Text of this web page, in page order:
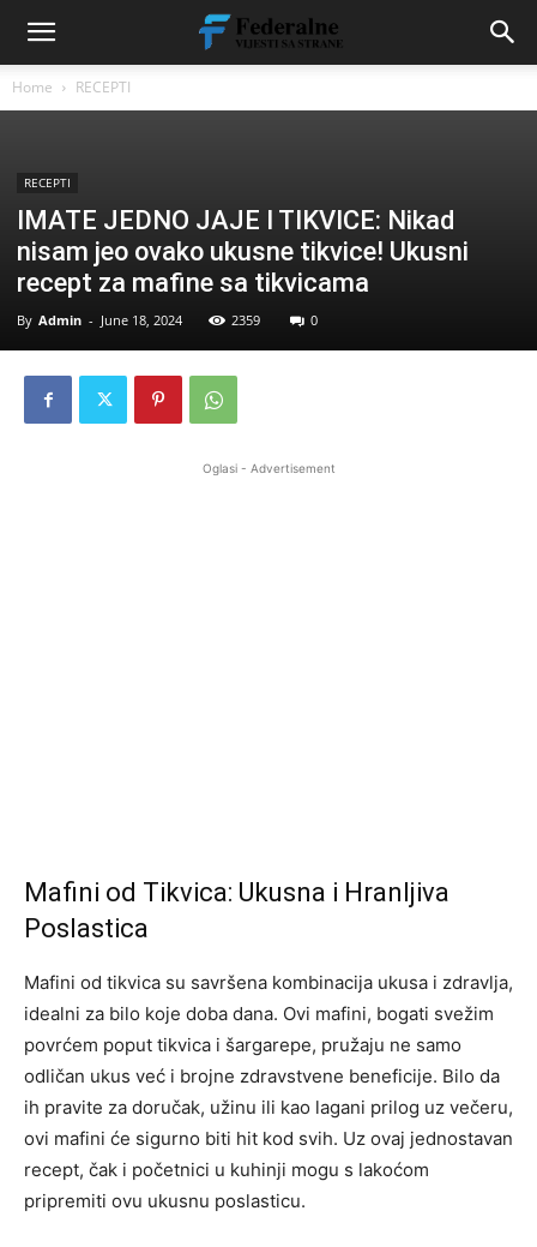
Home RECEPTI
RECEPTI
IMATE JEDNO JAJE I TIKVICE: Nikad
nisam jeo ovako ukusne tikvice! Ukusni
recept za mafine sa tikvicama
By Admin - June 18, 2024 2359 0
Oglasi - Advertisement
Mafini od Tikvica: Ukusna i Hranljiva
Poslastica
Mafini od tikvica su savršena kombinacija ukusa i zdravlja,
idealni za bilo koje doba dana. Ovi mafini, bogati svežim
povrćem poput tikvica i šargarepe, pružaju ne samo
odličan ukus već i brojne zdravstvene beneficije. Bilo da
ih pravite za doručak, užinu ili kao lagani prilog uz večeru,
ovi mafini će sigurno biti hit kod svih. Uz ovaj jednostavan
recept, čak i početnici u kuhinji mogu s lakoćom
pripremiti ovu ukusnu poslasticu.